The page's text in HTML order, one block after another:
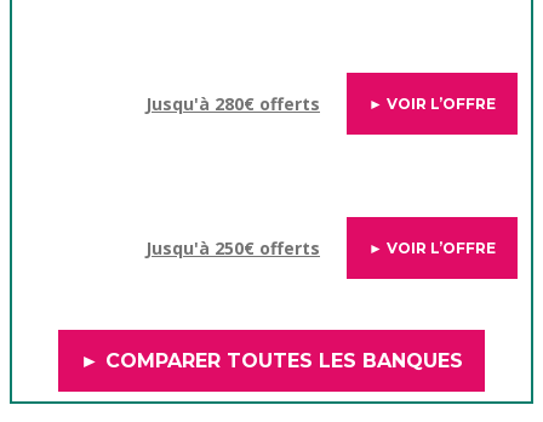
Jusqu'à 280€ offerts ► VOIR L’OFFRE
Jusqu'à 250€ offerts ► VOIR L’OFFRE
► COMPARER TOUTES LES BANQUES